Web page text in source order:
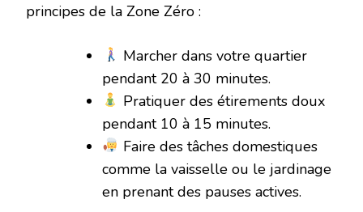
principes de la Zone Zéro :
Marcher dans votre quartier
pendant 20 à 30 minutes.
Pratiquer des étirements doux
pendant 10 à 15 minutes.
Faire des tâches domestiques
comme la vaisselle ou le jardinage
en prenant des pauses actives.